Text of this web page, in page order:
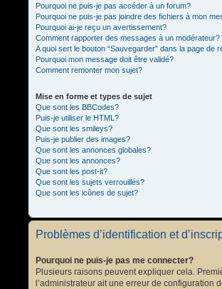
Pourquoi ne puis-je pas accéder à un forum?
Pourquoi ne puis-je pas joindre des fichiers à mon
Pourquoi ai-je reçu un avertissement?
Comment rapporter des messages à un modérateur?
A quoi sert le bouton “Sauvegarder” dans la page de
Pourquoi mon message doit être validé?
Comment remonter mon sujet?
Mise en forme et types de sujet
Que sont les BBCodes?
Puis-je utiliser le HTML?
Que sont les smileys?
Puis-je publier des images?
Que sont les annonces globales?
Que sont les annonces?
Que sont les post-it?
Que sont les sujets verrouillés?
Que sont les icônes de sujet?
Problèmes d’identification et
Pourquoi ne puis-je pas me connecter?
Plusieurs raisons peuvent expliquer cela.
l’administrateur ait une erreur de configuration